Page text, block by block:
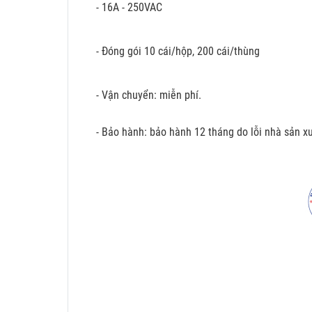
- 16A - 250VAC
- Đóng gói 10 cái/hộp, 200 cái/thùng
- Vận chuyển: miễn phí.
- Bảo hành: bảo hành 12 tháng do lỗi nhà sản